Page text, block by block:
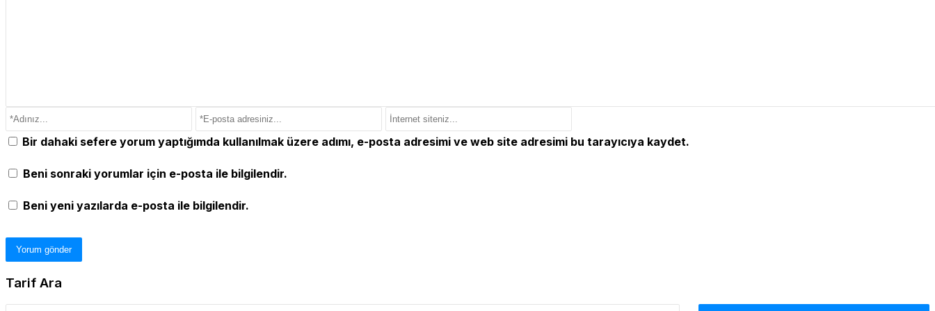
Bir dahaki sefere yorum yaptığımda kullanılmak üzere adımı, e-posta adresimi ve web site adresimi bu tarayıcıya kaydet.
Beni sonraki yorumlar için e-posta ile bilgilendir.
Beni yeni yazılarda e-posta ile bilgilendir.
Tarif Ara